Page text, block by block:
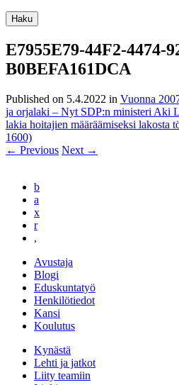
Haku
E7955E79-44F2-4474-
B0BEFA161DCA
Published on 5.4.2022 in Vuonna
ja orjalaki – Nyt SDP:n ministeri Aki
lakia hoitajien määräämiseksi lakosta
1600)
← Previous Next →
b
a
x
r
,
Avustaja
Blogi
Eduskuntatyö
Henkilötiedot
Kansi
Koulutus
Kynästä
Lehti ja jatkot
Liity teamiin